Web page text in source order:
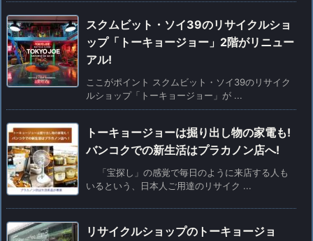
スクムビット・ソイ39のリサイクルショ
ップ「トーキョージョー」2階がリニュー
アル!
ここがポイント スクムビット・ソイ39のリサイク
ルショップ「トーキョージョー」が ...
トーキョージョーは掘り出し物の家電も!
バンコクでの新生活はプラカノン店へ!
「宝探し」の感覚で毎日のように来店する人も
いるという、日本人ご用達のリサイク ...
リサイクルショップのトーキョージョ